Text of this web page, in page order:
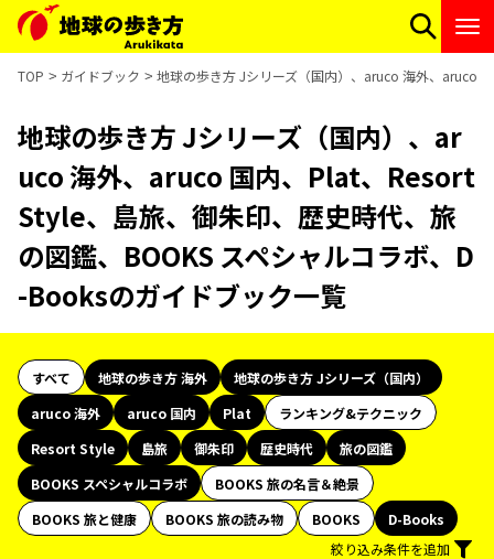
TOP ガイドブック 地球の歩き方 Jシリーズ（国内）、aruco 海外、aruco
地球の歩き方 Jシリーズ（国内）、ar
uco 海外、aruco 国内、Plat、Resort
Style、島旅、御朱印、歴史時代、旅
の図鑑、BOOKS スペシャルコラボ、D
-Booksのガイドブック一覧
すべて 地球の歩き方 海外
地球の歩き方 Jシリーズ（国内）
aruco 海外
aruco 国内 Plat
ランキング&テクニック
Resort Style
島旅 御朱印 歴史時代
旅の図鑑
BOOKS スペシャルコラボ
BOOKS 旅の名言＆絶景
BOOKS 旅と健康
BOOKS 旅の読み物 BOOKS
D-Books
絞り込み条件を追加